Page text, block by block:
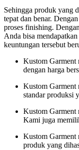
Sehingga produk yang
tepat dan benar.
proses finishing.
Anda bisa
keuntungan tersebut
Kustom Garment
dengan harga
Kustom Garment
standar produksi
Kustom Garment
Kami juga
Kustom Garment
produk yang